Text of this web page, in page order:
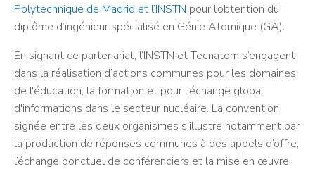
Polytechnique de Madrid et l’INSTN pour l’obtention du
diplôme d’ingénieur spécialisé en Génie Atomique (GA).
En signant ce partenariat, l’INSTN et Tecnatom s’engagent
dans la réalisation d’actions communes pour les domaines
de l'éducation, la formation et pour l'échange global
d'informations dans le secteur nucléaire. La convention
signée entre les deux organismes s’illustre notamment par
la production de réponses communes à des appels d’offre,
l’échange ponctuel de conférenciers et la mise en œuvre